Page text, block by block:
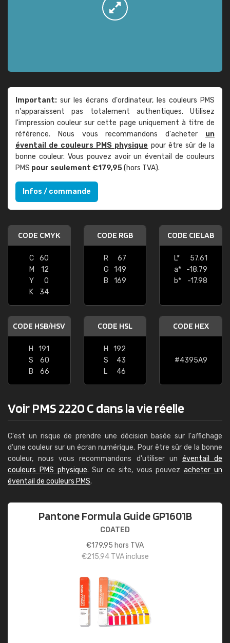
Important: sur les écrans d'ordinateur, les couleurs PMS
n'apparaissent pas totalement authentiques. Utilisez
l'impression couleur sur cette page uniquement à titre de
référence. Nous vous recommandons d'acheter un
éventail de couleurs PMS physique pour être sûr de la
bonne couleur. Vous pouvez avoir un éventail de couleurs
PMS pour seulement €179,95(hors TVA).
Infos / commande
CODE CMYK
C
60
M
12
Y
0
K
34
CODE RGB
R
67
G
149
B
169
CODE CIELAB
L*
57.61
a*
-18.79
b*
-17.98
CODE HSB/HSV
H
191
S
60
B
66
CODE HSL
H
192
S
43
L
46
CODE HEX
#4395A9
Voir PMS 2220 C dans la vie réelle
C'est un risque de prendre une décision basée sur l'affichage
d'une couleur sur un écran numérique. Pour être sûr de la bonne
couleur, nous vous recommandons d'utiliser un éventail de
couleurs PMS physique. Sur ce site, vous pouvezacheter un
éventail de couleurs PMS.
Pantone Formula Guide GP1601B
COATED
€179,95 hors TVA
€215,94TVA incluse